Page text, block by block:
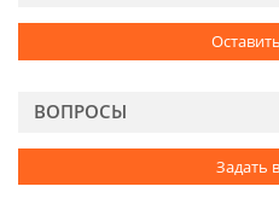
ВОПРОСЫ
Задать